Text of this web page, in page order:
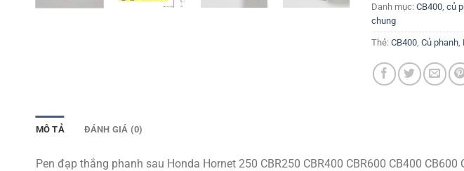
Danh mục:CB400 ,củ
chung
Thẻ:CB400 ,Củ phanh
MÔ TẢ ĐÁNH GIÁ (0)
Pen đạp thắng phanh sau Honda Hornet 250 CBR250 CBR400 CBR600 CB400